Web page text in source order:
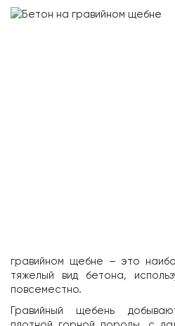
гравийном щебне – это
тяжелый вид бетона,
повсеместно.
Гравийный щебень